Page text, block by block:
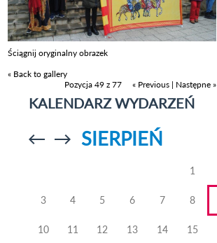
Ściągnij oryginalny obrazek
« Back to gallery
Pozycja 49 z 77
« Previous | Następne »
KALENDARZ WYDARZEŃ
Przejdź doPrzejdź do
SIERPIEŃ
1
3 4 5 6 7 8
10 11 12 13 14 15